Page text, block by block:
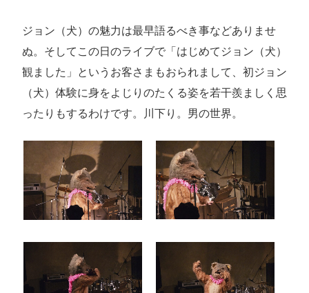
ジョン（犬）の魅力は最早語るべき事などありませ
ぬ。そしてこの日のライブで「はじめてジョン（犬）
観ました」というお客さまもおられまして、初ジョン
（犬）体験に身をよじりのたくる姿を若干羨ましく思
ったりもするわけです。川下り。男の世界。